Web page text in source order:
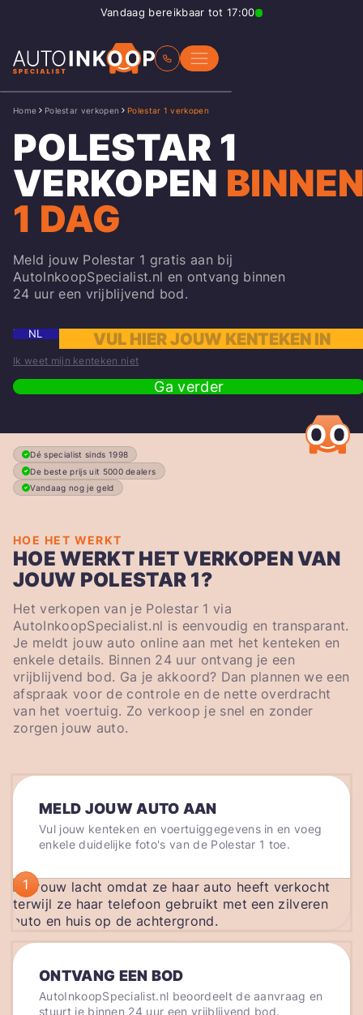
Vandaag bereikbaar tot 17:00
Home Polestar verkopen Polestar 1 verkopen
POLESTAR 1
VERKOPEN
1 DAG
Meld jouw Polestar 1 gratis aan bij
AutoInkoopSpecialist.nl en ontvang binnen
24 uur een vrijblijvend bod.
NL
Ik weet mijn kenteken niet
Ga verder
Dé specialist sinds 1998
De beste prijs uit 5000 dealers
Vandaag nog je geld
HOE HET WERKT
HOE WERKT HET VERKOPEN VAN
JOUW POLESTAR 1?
Het verkopen van je Polestar 1 via
AutoInkoopSpecialist.nl is eenvoudig en transparant.
Je meldt jouw auto online aan met het kenteken en
enkele details. Binnen 24 uur ontvang je een
vrijblijvend bod. Ga je akkoord? Dan plannen we een
afspraak voor de controle en de nette overdracht
van het voertuig. Zo verkoop je snel en zonder
zorgen jouw auto.
MELD JOUW AUTO AAN
Vul jouw kenteken en voertuiggegevens in en voeg
enkele duidelijke foto's van de Polestar 1 toe.
1
ONTVANG EEN BOD
AutoInkoopSpecialist.nl beoordeelt de aanvraag en
stuurt je binnen 24 uur een vrijblijvend bod.